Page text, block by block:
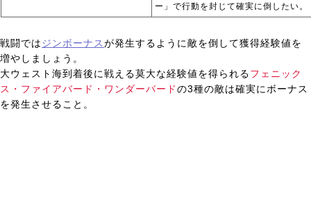
ー」で行動を封じて確実に倒したい。
戦闘ではジンボーナスが発生するように敵を倒して獲得経験値を
増やしましょう。
大ウェスト海到着後に戦える莫大な経験値を得られるフェニック
ス・ファイアバード・ワンダーバードの3種の敵は確実にボーナス
を発生させること。